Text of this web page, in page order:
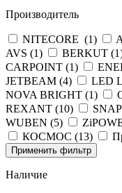
Производитель
NITECORE (1)
AVS (1) BERKUT (1
CARPOINT (1)
JETBEAM (4) LED
NOVA BRIGHT (1)
REXANT (10)
WUBEN (5)
КОСМОС (13)
Применить фильтр
Наличие